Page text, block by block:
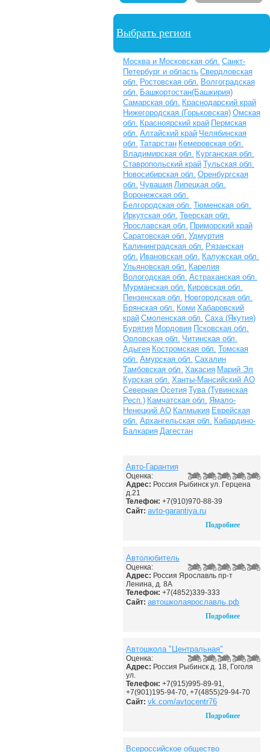
Выбрать регион
Москва и Московская обл. Санкт-
Петербург и область Свердловская
обл. Ростовская обл. Волгоградская
обл. Башкортостан(Башкирия)
Самарская обл. Краснодарский край
Нижегородская (Горьковская) Омская
обл. Красноярский край Пермская
обл. Алтайский край Челябинская
обл. Татарстан Кемеровская обл.
Владимирская обл. Курганская обл.
Ставропольский край Тульская обл.
Новосибирская обл. Оренбургская
обл. Чувашия Липецкая обл.
Воронежская обл.
Белгородская обл. Тюменская обл.
Иркутская обл. Тверская обл.
Ярославская обл. Приморский край
Саратовская обл. Удмуртия
Калининградская обл. Рязанская
обл. Ивановская обл. Калужская обл.
Ульяновская обл. Карелия
Вологодская обл. Астраханская обл.
Мурманская обл. Кировская обл.
Пензенская обл. Новгородская обл.
Брянская обл. Коми Хабаровский
край Смоленская обл. Саха (Якутия)
Бурятия Мордовия Псковская обл.
Орловская обл. Читинская обл.
Адыгея Костромская обл. Томская
обл. Амурская обл. Сахалин
Тамбовская обл. Хакасия Марий Эл
Курская обл. Ханты-Мансийский АО
Северная Осетия Тува (Тувинская
Респ.) Камчатская обл. Ямало-
Ненецкий АО Калмыкия Еврейская
обл. Архангельская обл. Кабардино-
Балкария Дагестан
Авто-Гарантия
Оценка:
Адрес: Россия Рыбинск ул. Герцена
д.21
Телефон: +7(910)970-88-39
Сайт: avto-garantiya.ru
Подробнее
Автолюбитель
Оценка:
Адрес: Россия Ярославль пр-т
Ленина, д. 8А
Телефон: +7(4852)339-333
Сайт: автошколаярославль.рф
Подробнее
Автошкола "Центральная"
Оценка:
Адрес: Россия Рыбинск д. 18, Гоголя
ул.
Телефон: +7(915)995-89-91,
+7(901)195-94-70, +7(4855)29-94-70
Сайт: vk.com/avtocentr76
Подробнее
Всероссийское общество